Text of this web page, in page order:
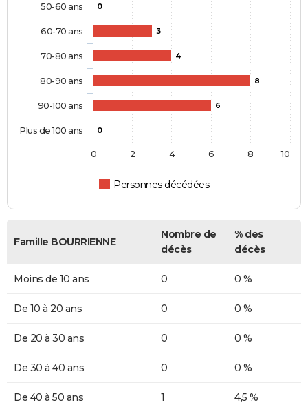
0
3
4
8
6
0
Personnes décédées
50-60 ans
60-70 ans
70-80 ans
80-90 ans
90-100 ans
Plus de 100 ans
0 2 4 6 8 10
Famille BOURRIENNE
Nombre de
décès
% des
décès
Moins de 10 ans 0 0 %
De 10 à 20 ans 0 0 %
De 20 à 30 ans 0 0 %
De 30 à 40 ans 0 0 %
De 40 à 50 ans 1 4,5 %